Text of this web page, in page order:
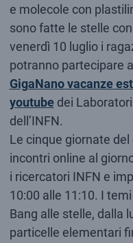
e molecole con
sono fatte le stelle
venerdì 10 luglio i
potranno partecipare
GigaNano vacanze
youtubedei
dell’INFN.
Le cinque giornate
incontri online al
i ricercatori INFN e
10:00 alle 11:10. I
Bang alle stelle, dalla
particelle elementari